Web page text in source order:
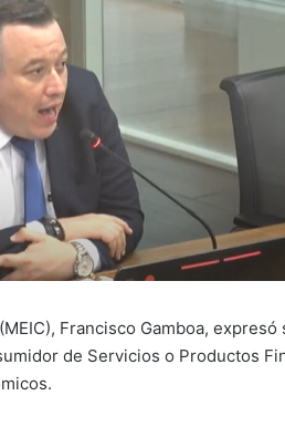
Francisco Gamboa, expresó
de Servicios o Productos